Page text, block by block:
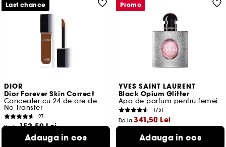
DIOR
Dior Forever Skin Correct
Concealer cu 24 de ore de rezistenta
No Transfer
27
De la152,50 Lei
Cel mai mic pret:219,00 Lei
Adauga in cos
Last chance
YVES SAINT LAURENT
Black Opium Glitter
Apa de parfum pentru femei
1751
De la341,50 Lei
Cel mai mic pret:488,00 Lei -30%
1.138,33 Lei /100ml
Adauga in cos
Promo